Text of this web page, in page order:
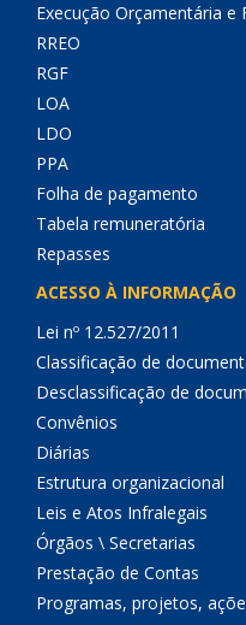
Execução Orçamentária e
RREO
RGF
LOA
LDO
PPA
Folha de pagamento
Tabela remuneratória
Repasses
ACESSO À INFORMAÇÃO
Lei nº 12.527/2011
Classificação de
Desclassificação de
Convênios
Diárias
Estrutura organizacional
Leis e Atos Infralegais
Órgãos \ Secretarias
Prestação de Contas
Programas, projetos,